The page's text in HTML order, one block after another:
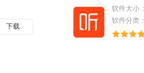
下载
软件大小：
软件分类：